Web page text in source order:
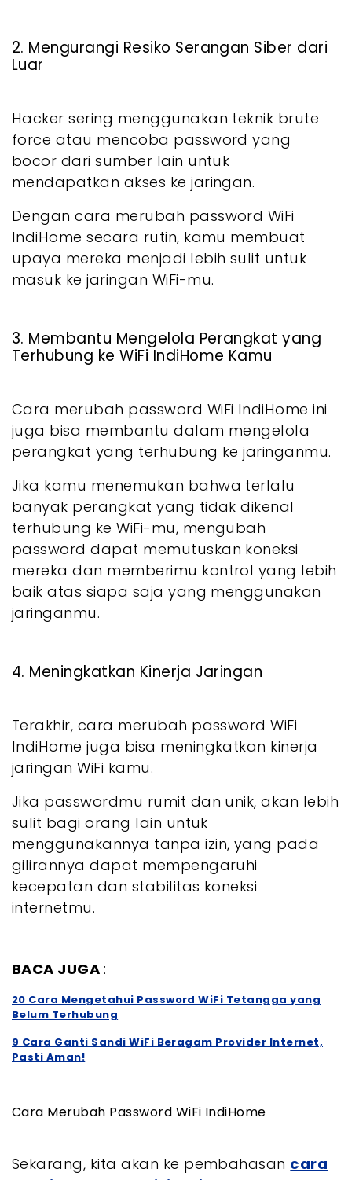
2. Mengurangi Resiko Serangan Siber dari
Luar
Hacker sering menggunakan teknik brute
force atau mencoba password yang
bocor dari sumber lain untuk
mendapatkan akses ke jaringan.
Dengan cara merubah password WiFi
IndiHome secara rutin, kamu membuat
upaya mereka menjadi lebih sulit untuk
masuk ke jaringan WiFi-mu.
3. Membantu Mengelola Perangkat yang
Terhubung ke WiFi IndiHome Kamu
Cara merubah password WiFi IndiHome ini
juga bisa membantu dalam mengelola
perangkat yang terhubung ke jaringanmu.
Jika kamu menemukan bahwa terlalu
banyak perangkat yang tidak dikenal
terhubung ke WiFi-mu, mengubah
password dapat memutuskan koneksi
mereka dan memberimu kontrol yang lebih
baik atas siapa saja yang menggunakan
jaringanmu.
4. Meningkatkan Kinerja Jaringan
Terakhir, cara merubah password WiFi
IndiHome juga bisa meningkatkan kinerja
jaringan WiFi kamu.
Jika passwordmu rumit dan unik, akan lebih
sulit bagi orang lain untuk
menggunakannya tanpa izin, yang pada
gilirannya dapat mempengaruhi
kecepatan dan stabilitas koneksi
internetmu.
BACA JUGA :
20 Cara Mengetahui Password WiFi Tetangga yang
Belum Terhubung
9 Cara Ganti Sandi WiFi Beragam Provider Internet,
Pasti Aman!
Cara Merubah Password WiFi IndiHome
Sekarang, kita akan ke pembahasan cara